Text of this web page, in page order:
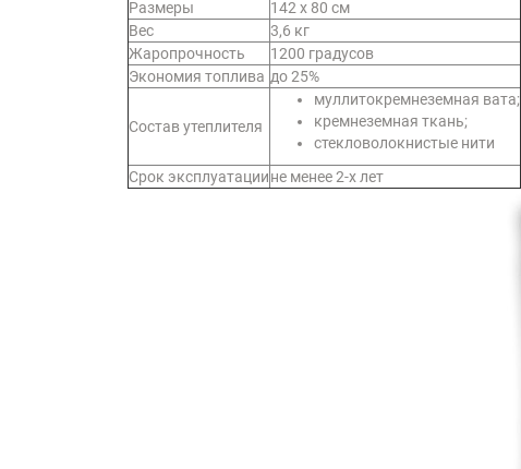
Размеры
142 x 80 см
Вес
3,6 кг
Жаропрочность
1200 градусов
Экономия топлива до 25%
Состав утеплителя
муллитокремнеземная вата;
кремнеземная ткань;
стекловолокнистые нити
Срок эксплуатациине менее 2-х лет